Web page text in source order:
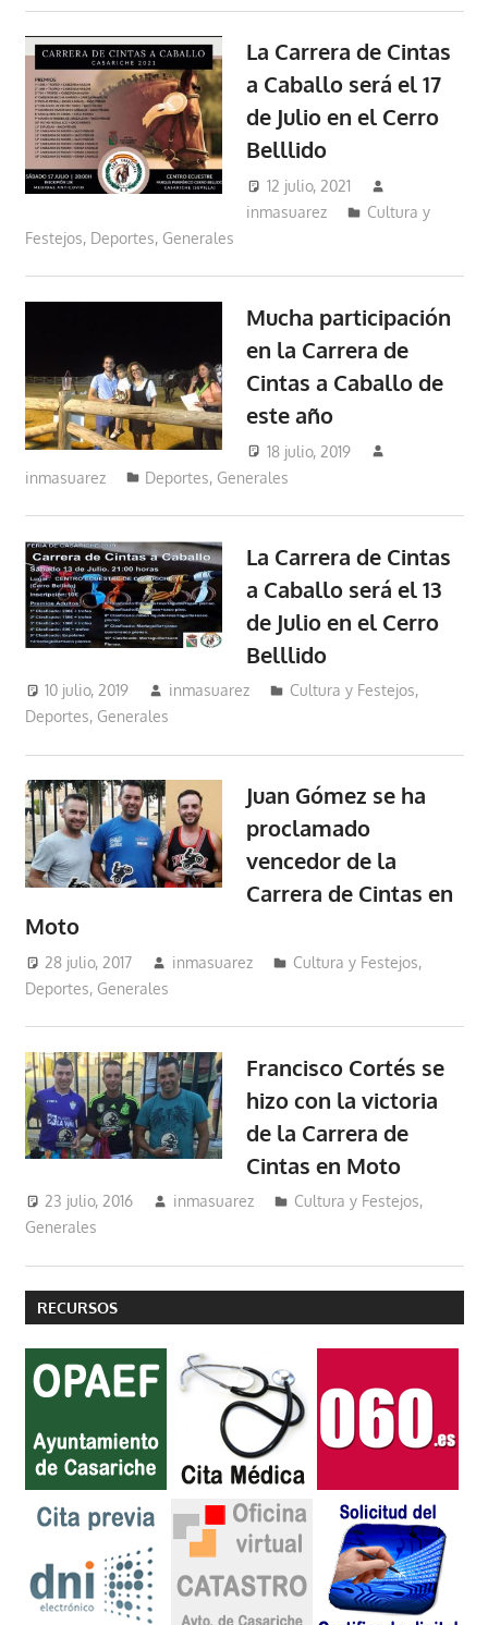
La Carrera de Cintas
a Caballo será el 17
de Julio en el Cerro
Belllido
12 julio, 2021
inmasuarez
Cultura y
Festejos, Deportes, Generales
Mucha participación
en la Carrera de
Cintas a Caballo de
este año
18 julio, 2019
inmasuarez
Deportes, Generales
La Carrera de Cintas
a Caballo será el 13
de Julio en el Cerro
Belllido
10 julio, 2019 inmasuarez Cultura y Festejos,
Deportes, Generales
Juan Gómez se ha
proclamado
vencedor de la
Carrera de Cintas en
Moto
28 julio, 2017 inmasuarez Cultura y Festejos,
Deportes, Generales
Francisco Cortés se
hizo con la victoria
de la Carrera de
Cintas en Moto
23 julio, 2016 inmasuarez Cultura y Festejos,
Generales
RECURSOS